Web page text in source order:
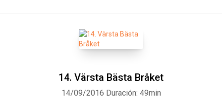
14. Värsta Bästa Bråket
14/09/2016 Duración: 49min